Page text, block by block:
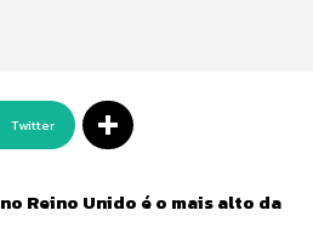
Twitter
Reino Unido é o mais alto da